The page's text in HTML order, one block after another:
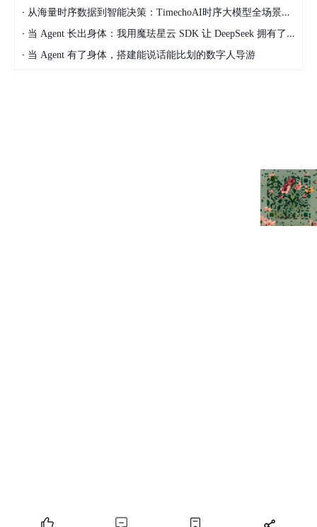
· 从海量时序数据到智能决策：TimechoAI时序大模型全场景分析能力实战指南(2)
· 当 Agent 长出身体：我用魔珐星云 SDK 让 DeepSeek 拥有了 3D 具身交互躯体
· 当 Agent 有了身体，搭建能说话能比划的数字人导游